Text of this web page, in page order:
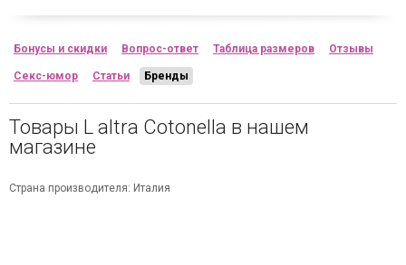
Бонусы и скидки Вопрос-ответ Таблица размеров Отзывы
Секс-юмор Статьи Бренды
Товары L altra Cotonella в нашем
магазине
Страна производителя: Италия